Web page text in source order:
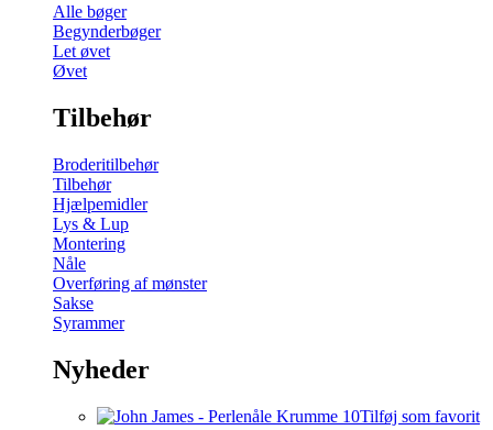
Alle bøger
Begynderbøger
Let øvet
Øvet
Tilbehør
Broderitilbehør
Tilbehør
Hjælpemidler
Lys & Lup
Montering
Nåle
Overføring af mønster
Sakse
Syrammer
Nyheder
Tilføj som favorit